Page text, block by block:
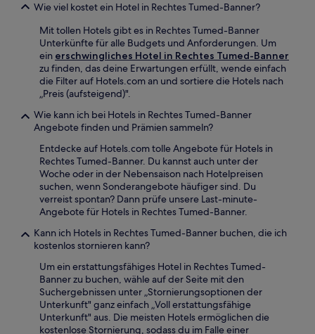
Wie viel kostet ein Hotel in Rechtes Tumed-Banner?
Mit tollen Hotels gibt es in Rechtes Tumed-Banner
Unterkünfte für alle Budgets und Anforderungen. Um
ein erschwingliches Hotel in Rechtes Tumed-Banner
zu finden, das deine Erwartungen erfüllt, wende einfach
die Filter auf Hotels.com an und sortiere die Hotels nach
„Preis (aufsteigend)".
Wie kann ich bei Hotels in Rechtes Tumed-Banner
Angebote finden und Prämien sammeln?
Entdecke auf Hotels.com tolle Angebote für Hotels in
Rechtes Tumed-Banner. Du kannst auch unter der
Woche oder in der Nebensaison nach Hotelpreisen
suchen, wenn Sonderangebote häufiger sind. Du
verreist spontan? Dann prüfe unsere Last-minute-
Angebote für Hotels in Rechtes Tumed-Banner.
Kann ich Hotels in Rechtes Tumed-Banner buchen, die ich
kostenlos stornieren kann?
Um ein erstattungsfähiges Hotel in Rechtes Tumed-
Banner zu buchen, wähle auf der Seite mit den
Suchergebnissen unter „Stornierungsoptionen der
Unterkunft" ganz einfach „Voll erstattungsfähige
Unterkunft" aus. Die meisten Hotels ermöglichen die
kostenlose Stornierung, sodass du im Falle einer